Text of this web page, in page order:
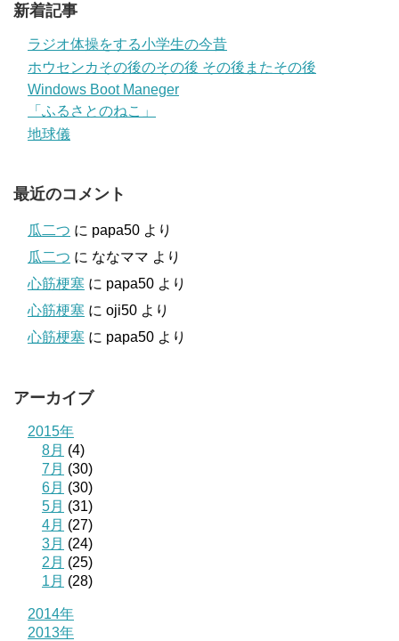
新着記事
ラジオ体操をする小学生の今昔
ホウセンカその後のその後 その後またその後
Windows Boot Maneger
「ふるさとのねこ」
地球儀
最近のコメント
瓜二つ に papa50 より
瓜二つ に ななママ より
心筋梗塞 に papa50 より
心筋梗塞 に oji50 より
心筋梗塞 に papa50 より
アーカイブ
2015年
8月 (4)
7月 (30)
6月 (30)
5月 (31)
4月 (27)
3月 (24)
2月 (25)
1月 (28)
2014年
2013年